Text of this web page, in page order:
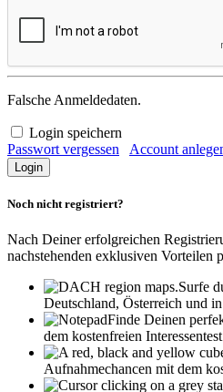
Falsche Anmeldedaten.
Login speichern
Passwort vergessen
Account
Noch nicht registriert?
Nach Deiner erfolgreichen
nachstehenden exklusiven Vorteilen
Surfe
Deutschland, Österreich und
Finde Deinen
dem kostenfreien
Aufnahmechancen mit dem